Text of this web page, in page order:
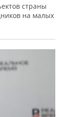
страны
на малых